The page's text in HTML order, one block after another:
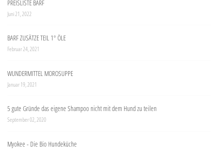
PREISLISTE BARF
Juni 21, 2022
BARF ZUSÄTZE TEIL 1° ÖLE
Februar 24, 2021
WUNDERMITTEL MOROSUPPE
Januar 19, 2021
5 gute Gründe das eigene Shampoo nicht mit dem Hund zu teilen
September 02, 2020
Myokee - Die Bio Hundeküche